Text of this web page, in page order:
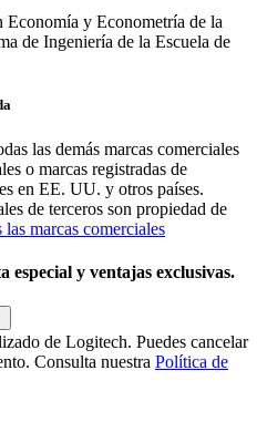
y Econometría de la
de Ingeniería de la Escuela de
las demás marcas comerciales
o marcas registradas de
en EE. UU. y otros países.
de terceros son propiedad de
las marcas comerciales
y ventajas exclusivas.
de Logitech. Puedes cancelar
Consulta nuestra Política de